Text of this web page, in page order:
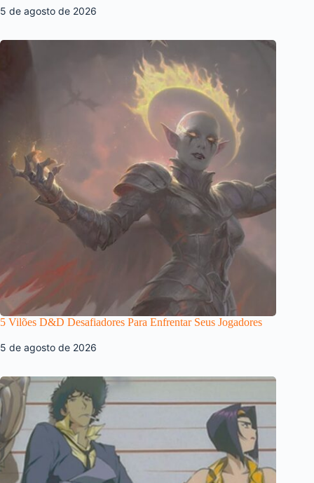
5 de agosto de 2026
5 Vilões D&D Desafiadores Para Enfrentar Seus Jogadores
5 de agosto de 2026